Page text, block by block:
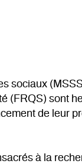
sociaux
(FRQS) sont
de leur
à la